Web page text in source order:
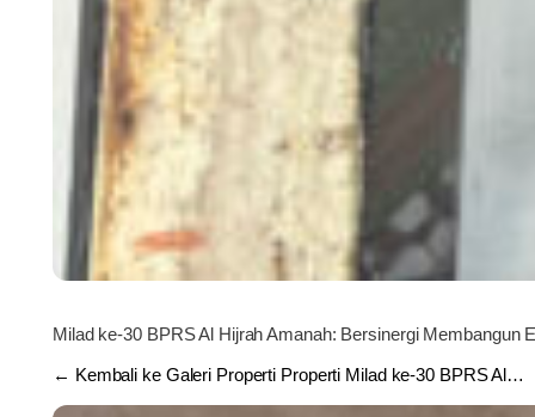
Milad ke-30 BPRS Al Hijrah Amanah: Bersinergi Membangun
← Kembali ke Galeri Properti Properti Milad ke-30 BPRS Al…